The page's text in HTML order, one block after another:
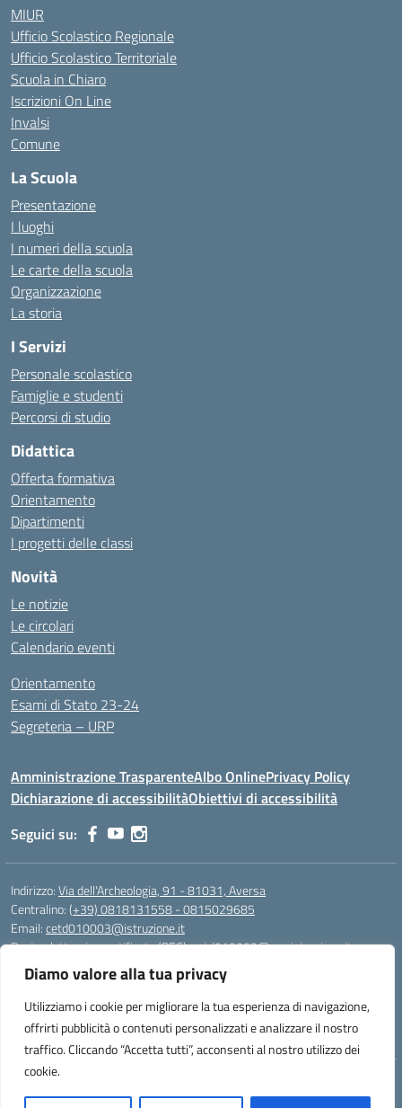
Diamo valore alla tua privacy
Utilizziamo i cookie per migliorare la tua esperienza di navigazione,
offrirti pubblicità o contenuti personalizzati e analizzare il nostro
traffico. Cliccando “Accetta tutti”, acconsenti al nostro utilizzo dei
cookie.
MIUR
Ufficio Scolastico Regionale
Ufficio Scolastico Territoriale
Scuola in Chiaro
Iscrizioni On Line
Invalsi
Comune
La Scuola
Presentazione
I luoghi
I numeri della scuola
Le carte della scuola
Organizzazione
La storia
I Servizi
Personale scolastico
Famiglie e studenti
Percorsi di studio
Didattica
Offerta formativa
Orientamento
Dipartimenti
I progetti delle classi
Novità
Le notizie
Le circolari
Calendario eventi
Orientamento
Esami di Stato 23-24
Segreteria – URP
Amministrazione TrasparenteAlbo OnlinePrivacy Policy
Dichiarazione di accessibilitàObiettivi di accessibilità
Seguici su:
Indirizzo:Via dell'Archeologia, 91 - 81031, Aversa
Centralino:(+39) 0818131558 - 0815029685
Email:cetd010003@istruzione.it
Posta elettronica certificata (PEC):cetd010003@pec.istruzione.it
Codice fiscale: 81000710616
Codice meccanografico:
cetd010003
Codice unico di fatturazione (CUF): UFWLRQ